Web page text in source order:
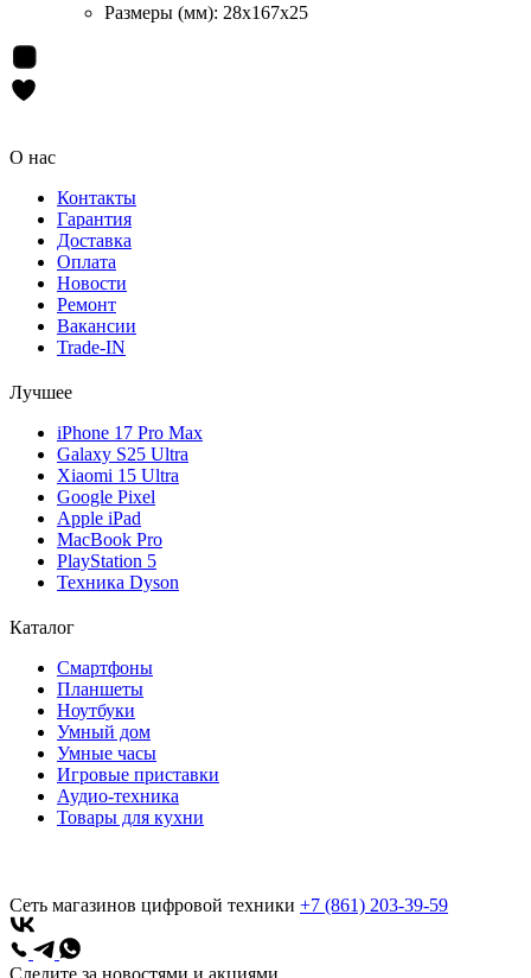
Размеры (мм): 28х167х25
О нас
Контакты
Гарантия
Доставка
Оплата
Новости
Ремонт
Вакансии
Trade-IN
Лучшее
iPhone 17 Pro Max
Galaxy S25 Ultra
Xiaomi 15 Ultra
Google Pixel
Apple iPad
MacBook Pro
PlayStation 5
Техника Dyson
Каталог
Смартфоны
Планшеты
Ноутбуки
Умный дом
Умные часы
Игровые приставки
Аудио-техника
Товары для кухни
Сеть магазинов цифровой техники +7 (861) 203-39-59
Следите за новостями и акциями